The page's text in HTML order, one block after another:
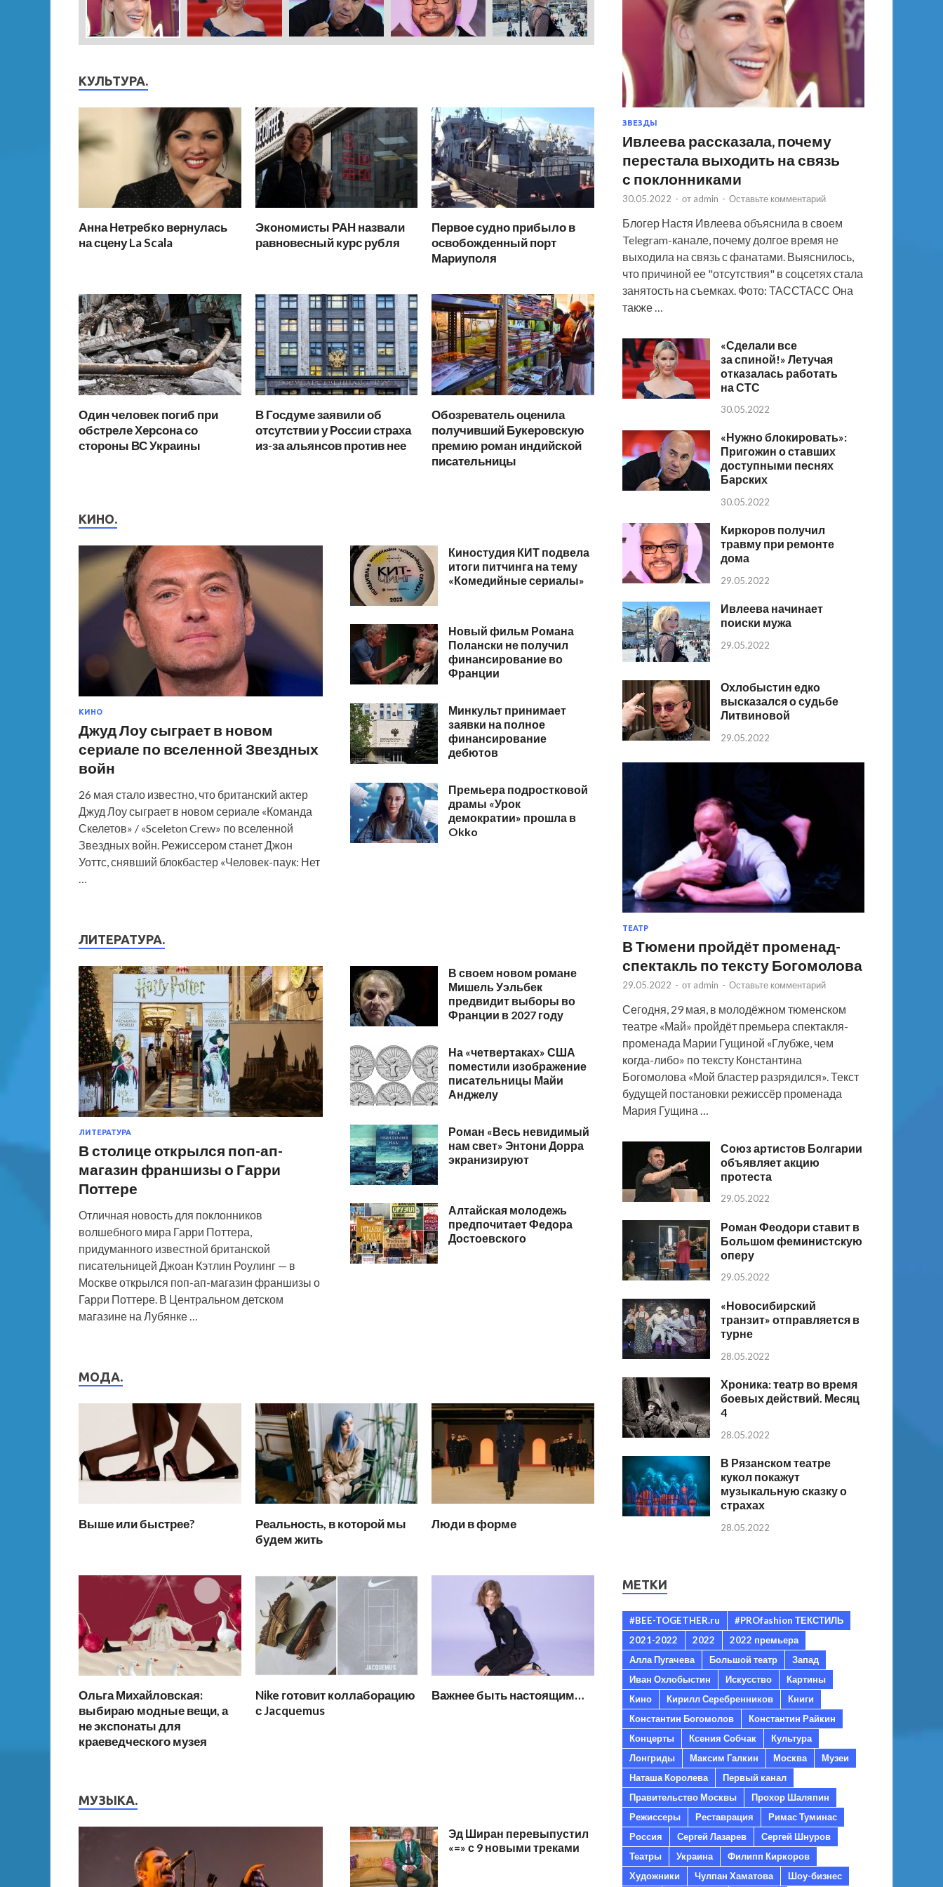
КУЛЬТУРА.
Анна Нетребко вернулась
на сцену La Scala
Экономисты РАН назвали
равновесный курс рубля
Первое судно прибыло в
освобожденный порт
Мариуполя
Один человек погиб при
обстреле Херсона со
стороны ВС Украины
В Госдуме заявили об
отсутствии у России страха
из-за альянсов против нее
Обозреватель оценила
получивший Букеровскую
премию роман индийской
писательницы
КИНО.
КИНО
Джуд Лоу сыграет в новом
сериале по вселенной Звездных
войн
26 мая стало известно, что британский актер
Джуд Лоу сыграет в новом сериале «Команда
Скелетов» / «Sceleton Crew» по вселенной
Звездных войн. Режиссером станет Джон
Уоттс, снявший блокбастер «Человек-паук: Нет
…
Киностудия КИТ подвела
итоги питчинга на тему
«Комедийные сериалы»
Новый фильм Романа
Полански не получил
финансирование во
Франции
Минкульт принимает
заявки на полное
финансирование
дебютов
Премьера подростковой
драмы «Урок
демократии» прошла в
Okko
ЛИТЕРАТУРА.
ЛИТЕРАТУРА
В столице открылся поп-ап-
магазин франшизы о Гарри
Поттере
Отличная новость для поклонников
волшебного мира Гарри Поттера,
придуманного известной британской
писательницей Джоан Кэтлин Роулинг — в
Москве открылся поп-ап-магазин франшизы о
Гарри Поттере. В Центральном детском
магазине на Лубянке …
В своем новом романе
Мишель Уэльбек
предвидит выборы во
Франции в 2027 году
На «четвертаках» США
поместили изображение
писательницы Майи
Анджелу
Роман «Весь невидимый
нам свет» Энтони Дорра
экранизируют
Алтайская молодежь
предпочитает Федора
Достоевского
МОДА.
Выше или быстрее?
Реальность, в которой мы
будем жить
Люди в форме
Ольга Михайловская:
выбираю модные вещи, а
не экспонаты для
краеведческого музея
Nike готовит коллаборацию
с Jacquemus
Важнее быть настоящим…
МУЗЫКА.
Эд Ширан перевыпустил
«=» с 9 новыми треками
ЗВЕЗДЫ
Ивлеева рассказала, почему
перестала выходить на связь
с поклонниками
30.05.2022 - от admin - Оставьте комментарий
Блогер Настя Ивлеева объяснила в своем
Telegram-канале, почему долгое время не
выходила на связь с фанатами. Выяснилось,
что причиной ее "отсутствия" в соцсетях стала
занятость на съемках. Фото: ТАССТАСС Она
также …
«Сделали все
за спиной!» Летучая
отказалась работать
на СТС
30.05.2022
«Нужно блокировать»:
Пригожин о ставших
доступными песнях
Барских
30.05.2022
Киркоров получил
травму при ремонте
дома
29.05.2022
Ивлеева начинает
поиски мужа
29.05.2022
Охлобыстин едко
высказался о судьбе
Литвиновой
29.05.2022
ТЕАТР
В Тюмени пройдёт променад-
спектакль по тексту Богомолова
29.05.2022 - от admin - Оставьте комментарий
Сегодня, 29 мая, в молодёжном тюменском
театре «Май» пройдёт премьера спектакля-
променада Марии Гущиной «Глубже, чем
когда-либо» по тексту Константина
Богомолова «Мой бластер разрядился». Текст
будущей постановки режиссёр променада
Мария Гущина …
Союз артистов Болгарии
объявляет акцию
протеста
29.05.2022
Роман Феодори ставит в
Большом феминистскую
оперу
29.05.2022
«Новосибирский
транзит» отправляется в
турне
28.05.2022
Хроника: театр во время
боевых действий. Месяц
4
28.05.2022
В Рязанском театре
кукол покажут
музыкальную сказку о
страхах
28.05.2022
МЕТКИ
#BEE-TOGETHER.ru
#PROfashion ТЕКСТИЛЬ
2021-2022
2022
2022 премьера
Алла Пугачева
Большой театр
Запад
Иван Охлобыстин
Искусство
Картины
Кино
Кирилл Серебренников
Книги
Константин Богомолов
Константин Райкин
Концерты
Ксения Собчак
Культура
Лонгриды
Максим Галкин Москва
Музеи
Наташа Королева
Первый канал
Правительство Москвы
Прохор Шаляпин
Режиссеры
Реставрация
Римас Туминас
Россия
Сергей Лазарев
Сергей Шнуров
Театры
Украина
Филипп Киркоров
Художники
Чулпан Хаматова Шоу-бизнес